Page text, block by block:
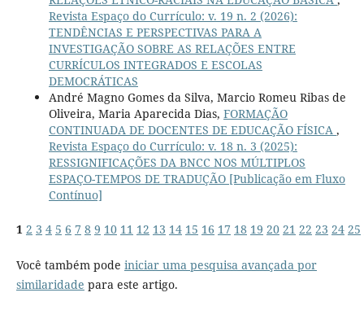
Revista Espaço do Currículo: v. 19 n. 2 (2026):
TENDÊNCIAS E PERSPECTIVAS PARA A
INVESTIGAÇÃO SOBRE AS RELAÇÕES ENTRE
CURRÍCULOS INTEGRADOS E ESCOLAS
DEMOCRÁTICAS
André Magno Gomes da Silva, Marcio Romeu Ribas de
Oliveira, Maria Aparecida Dias, FORMAÇÃO
CONTINUADA DE DOCENTES DE EDUCAÇÃO FÍSICA ,
Revista Espaço do Currículo: v. 18 n. 3 (2025):
RESSIGNIFICAÇÕES DA BNCC NOS MÚLTIPLOS
ESPAÇO-TEMPOS DE TRADUÇÃO [Publicação em Fluxo
Contínuo]
1 2 3 4 5 6 7 8 9 10 11 12 13 14 15 16 17 18 19 20 21 22 23 24 25
Você também pode iniciar uma pesquisa avançada por
similaridade para este artigo.